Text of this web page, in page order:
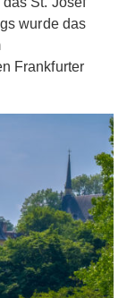
wurde das
Frankfurter